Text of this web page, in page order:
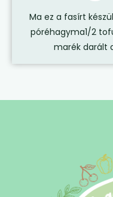
Ma ez a fasírt
póréhagyma1/2
marék darált